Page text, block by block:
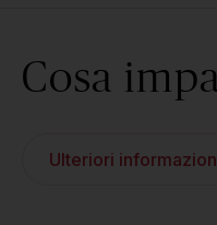
Cosa
Ulteriori